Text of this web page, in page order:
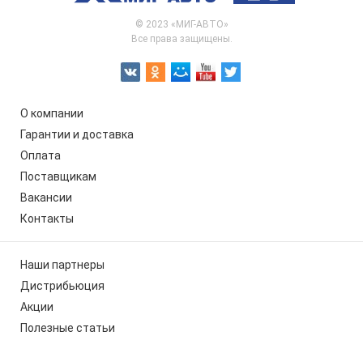
© 2023 «МИГ-АВТО»
Все права защищены.
О компании
Гарантии и доставка
Оплата
Поставщикам
Вакансии
Контакты
Наши партнеры
Дистрибьюция
Акции
Полезные статьи